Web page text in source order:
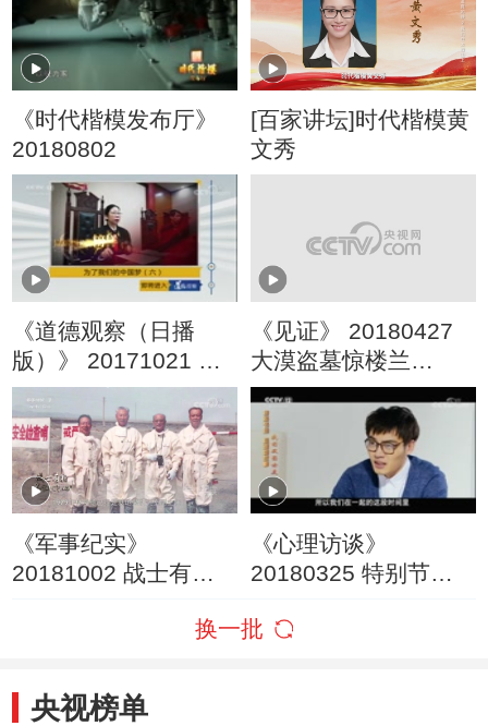
《时代楷模发布厅》
20180802
[百家讲坛]时代楷模黄
文秀
《道德观察（日播
版）》 20171021 为
了我们的中国梦
（六）“网红医生”骆抗
先
《见证》 20180427
大漠盗墓惊楼兰
（上）
《军事纪实》
20181002 战士有颗
《心理访谈》
20180325 特别节目
女友
换一批
央视榜单